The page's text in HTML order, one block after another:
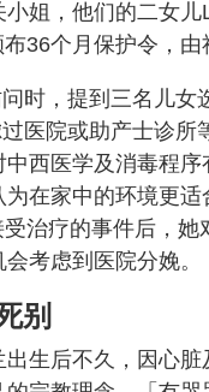
姐，他们的二女
36个月保护令，由
时，提到三名儿
医院或助产士诊
西医学及消毒程
在家中的环境更
治疗的事件后，
考虑到医院分娩。
别
生后不久，因心